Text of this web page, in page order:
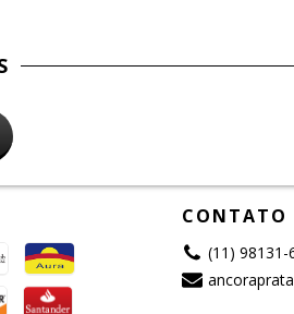
CONTATO
(11) 98131-